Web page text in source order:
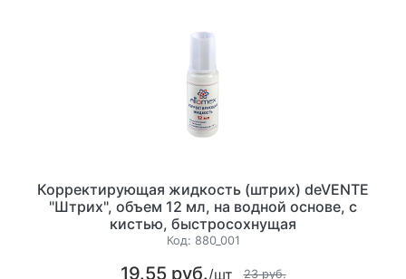
Корректирующая жидкость (штрих) deVENTE
"Штрих", объем 12 мл, на водной основе, с
кистью, быстросохнущая
Код: 880_001
19.55 руб./шт 23 руб.